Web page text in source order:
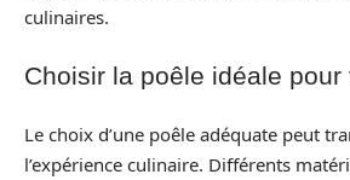
culinaires.
Choisir la poêle idéale pour
Le choix d’une poêle adéquate peut
l’expérience culinaire. Différents